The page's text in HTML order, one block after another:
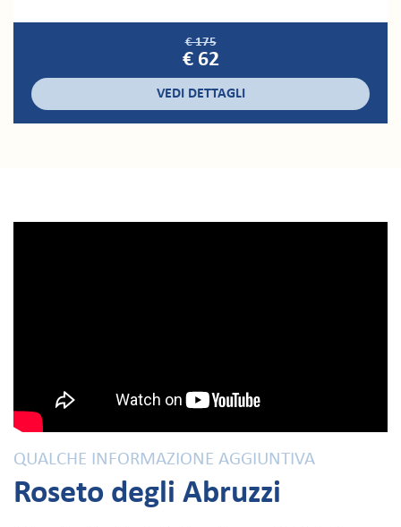
€ 175
€ 62
VEDI DETTAGLI
QUALCHE INFORMAZIONE AGGIUNTIVA
Roseto degli Abruzzi